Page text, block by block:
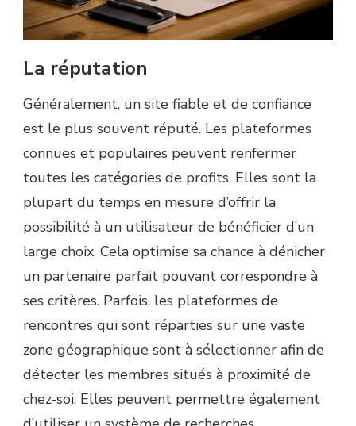
La réputation
Généralement, un site fiable et de confiance
est le plus souvent réputé. Les plateformes
connues et populaires peuvent renfermer
toutes les catégories de profits. Elles sont la
plupart du temps en mesure d’offrir la
possibilité à un utilisateur de bénéficier d’un
large choix. Cela optimise sa chance à dénicher
un partenaire parfait pouvant correspondre à
ses critères. Parfois, les plateformes de
rencontres qui sont réparties sur une vaste
zone géographique sont à sélectionner afin de
détecter les membres situés à proximité de
chez-soi. Elles peuvent permettre également